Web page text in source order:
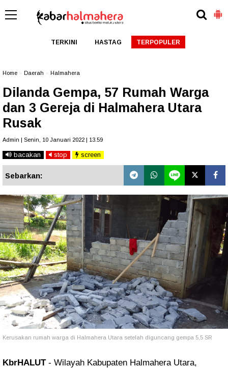
TERKINI HASTAG TERPOPULER
Home Daerah Halmahera
Dilanda Gempa, 57 Rumah Warga
dan 3 Gereja di Halmahera Utara
Rusak
Admin | Senin, 10 Januari 2022 | 13.59
bacakan stop screen
Sebarkan:
Kerusakan rumah warga di Halmahera Utara setelah diguncang gempa 5,5 SR
KbrHALUT - Wilayah Kabupaten Halmahera Utara,